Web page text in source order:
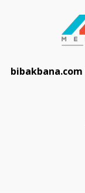
bibakbana.com